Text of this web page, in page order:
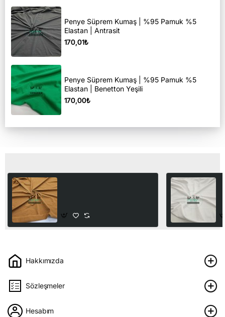
Penye Süprem Kumaş | %95 Pamuk %5
Elastan | Antrasit
170,01₺
Penye Süprem Kumaş | %95 Pamuk %5
Elastan | Benetton Yeşili
170,00₺
Hakkımızda
Sözleşmeler
Hesabım